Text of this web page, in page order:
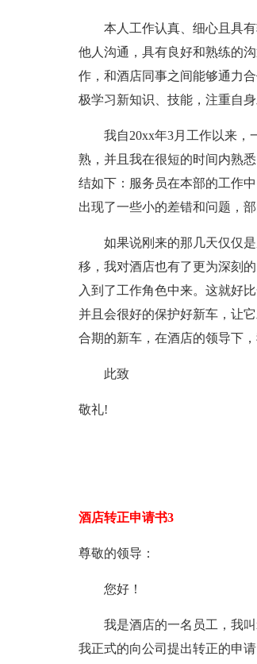
本人工作认真、细心且具有
他人沟通，具有良好和熟练的
作，和酒店同事之间能够通力
极学习新知识、技能，注重自身
我自20xx年3月工作以来，一
熟，并且我在很短的时间内熟
结如下：服务员在本部的工作
出现了一些小的差错和问题，
如果说刚来的那几天仅仅是
移，我对酒店也有了更为深刻
入到了工作角色中来。这就好
并且会很好的保护好新车，让
合期的新车，在酒店的领导下
此致
敬礼!
酒店转正申请书3
尊敬的领导：
您好！
我是酒店的一名员工，我叫
我正式的向公司提出转正的申